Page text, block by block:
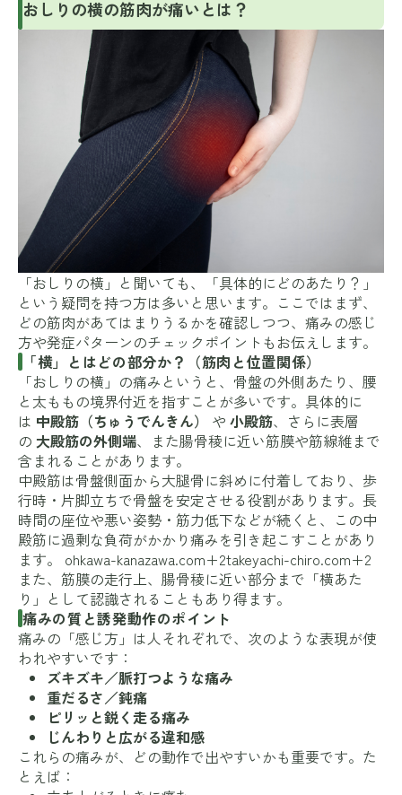
おしりの横の筋肉が痛いとは？
「おしりの横」と聞いても、「具体的にどのあたり？」
という疑問を持つ方は多いと思います。ここではまず、
どの筋肉があてはまりうるかを確認しつつ、痛みの感じ
方や発症パターンのチェックポイントもお伝えします。
「横」とはどの部分か？（筋肉と位置関係）
「おしりの横」の痛みというと、骨盤の外側あたり、腰
と太ももの境界付近を指すことが多いです。具体的に
は 中殿筋（ちゅうでんきん） や 小殿筋、さらに表層
の 大殿筋の外側端、また腸骨稜に近い筋膜や筋線維まで
含まれることがあります。
中殿筋は骨盤側面から大腿骨に斜めに付着しており、歩
行時・片脚立ちで骨盤を安定させる役割があります。長
時間の座位や悪い姿勢・筋力低下などが続くと、この中
殿筋に過剰な負荷がかかり痛みを引き起こすことがあり
ます。 ohkawa-kanazawa.com+2takeyachi-chiro.com+2
また、筋膜の走行上、腸骨稜に近い部分まで「横あた
り」として認識されることもあり得ます。
痛みの質と誘発動作のポイント
痛みの「感じ方」は人それぞれで、次のような表現が使
われやすいです：
ズキズキ／脈打つような痛み
重だるさ／鈍痛
ピリッと鋭く走る痛み
じんわりと広がる違和感
これらの痛みが、どの動作で出やすいかも重要です。た
とえば：